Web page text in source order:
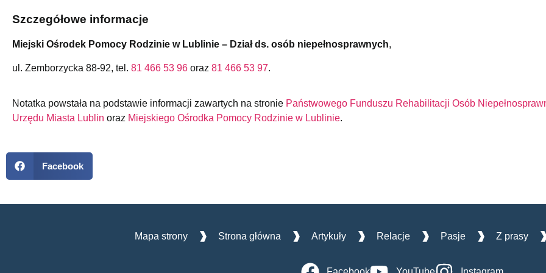
Szczegółowe informacje
Miejski Ośrodek Pomocy Rodzinie w Lublinie – Dział ds. osób niepełnosprawnych,
ul. Zemborzycka 88-92, tel. 81 466 53 96 oraz 81 466 53 97.
Notatka powstała na podstawie informacji zawartych na stronie Państwowego Funduszu Rehabilitacji Osób
Urzędu Miasta Lublin oraz Miejskiego Ośrodka Pomocy Rodzinie w Lublinie.
Facebook
Mapa strony Strona główna Artykuły Relacje Pasje Z prasy